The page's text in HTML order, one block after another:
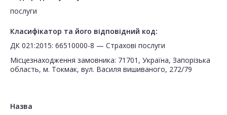
послуги
Класифікатор та його відповідний код:
ДК 021:2015: 66510000-8 — Страхові послуги
Місцезнаходження замовника: 71701, Україна, Запорізька
область, м. Токмак, вул. Василя вишиваного, 272/79
Назва